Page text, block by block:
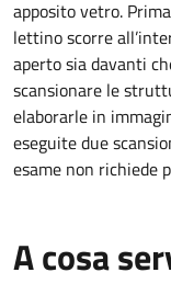
apposito vetro.
lettino scorre
aperto sia davanti
scansionare le
elaborarle in
eseguite due
esame non richiede
A cosa